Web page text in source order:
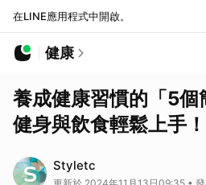
在LINE應用程式中開啟。
健康
養成健康習慣的「5個
健身與飲食輕鬆上手！
Styletc